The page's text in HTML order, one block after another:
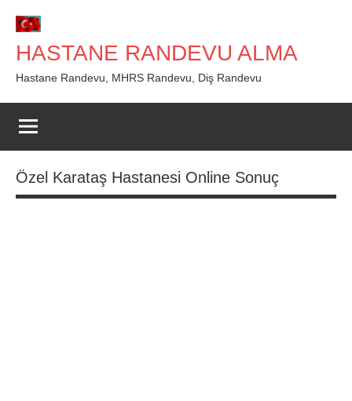
geç
HASTANE RANDEVU ALMA
Hastane Randevu, MHRS Randevu, Diş Randevu
Özel Karataş Hastanesi Online Sonuç